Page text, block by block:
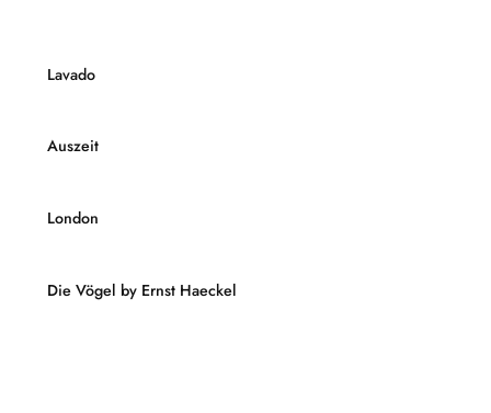
Lavado
Auszeit
London
Die Vögel by Ernst Haeckel